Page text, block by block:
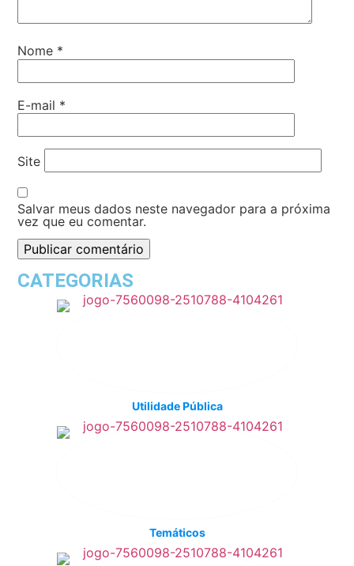
Nome *
E-mail *
Site
Salvar meus dados neste navegador para a próxima
vez que eu comentar.
CATEGORIAS
Utilidade Pública
Temáticos